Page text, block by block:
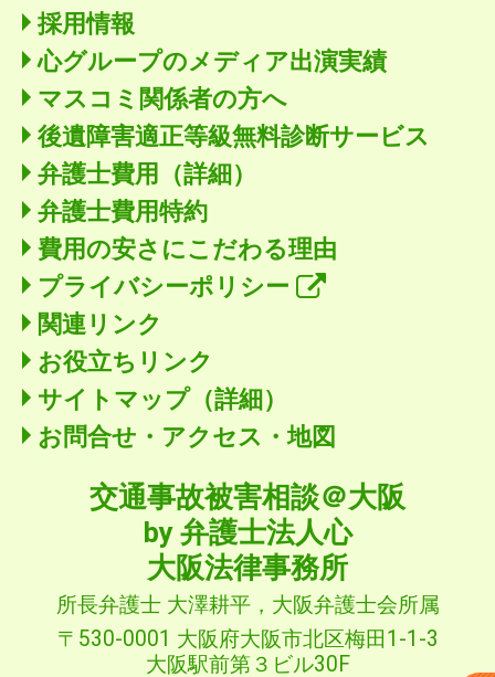
採用情報
心グループのメディア出演実績
マスコミ関係者の方へ
後遺障害適正等級無料診断サービス
弁護士費用（詳細）
弁護士費用特約
費用の安さにこだわる理由
プライバシーポリシー
関連リンク
お役立ちリンク
サイトマップ（詳細）
お問合せ・アクセス・地図
交通事故被害相談＠大阪
by 弁護士法人心
大阪法律事務所
所長弁護士 大澤耕平，大阪弁護士会所属
〒530-0001 大阪府大阪市北区梅田1-1-3
大阪駅前第３ビル30F